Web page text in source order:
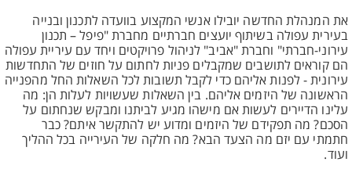
את המנהלת החדשה יובילו אנשי המקצוע בוועדה לתכנון ובנייה
בעירית עפולה בשיתוף יועצים חברתיים מחברת "פיפל – תכנון
עירוני-חברתי" וחברת "אביב" לניהול פרויקטים ויחד עם עיריית עפולה
הם קוראים לתושבים שמקבלים פניות לחתום על חוזים של התחדשות
עירונית - לפנות אליהם כדי לקבל תשובות לכל השאלות החל מהפנייה
הראשונה של היזמים אליהם. בין השאלות שעשויות לעלות הן: מה
עלינו הדיירים לעשות אם מישהו מגיע לביתנו ומבקש שנחתום על
הסכם? מה תפקידם של היזמים ומדוע יש להתקשר איתם? כבר
חתמתי עם יזם מה הצעד הבא? מה חלקה של העירייה בכל ההליך
ועוד.